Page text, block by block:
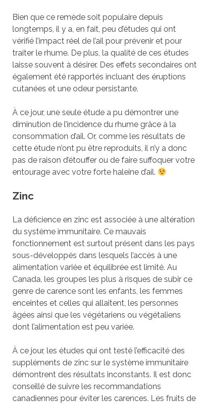
Bien que ce remède soit populaire depuis
longtemps, il y a, en fait, peu d’études qui ont
vérifié l’impact réel de l’ail pour prévenir et pour
traiter le rhume. De plus, la qualité de ces études
laisse souvent à désirer. Des effets secondaires ont
également été rapportés incluant des éruptions
cutanées et une odeur persistante.
À ce jour, une seule étude a pu démontrer une
diminution de l’incidence du rhume grâce à la
consommation d’ail. Or, comme les résultats de
cette étude n’ont pu être reproduits, il n’y a donc
pas de raison d’étouffer ou de faire suffoquer votre
entourage avec votre forte haleine d’ail.
Zinc
La déficience en zinc est associée à une altération
du système immunitaire. Ce mauvais
fonctionnement est surtout présent dans les pays
sous-développés dans lesquels l’accès à une
alimentation variée et équilibrée est limité. Au
Canada, les groupes les plus à risques de subir ce
genre de carence sont les enfants, les femmes
enceintes et celles qui allaitent, les personnes
âgées ainsi que les végétariens ou végétaliens
dont l’alimentation est peu variée.
À ce jour, les études qui ont testé l’efficacité des
suppléments de zinc sur le système immunitaire
démontrent des résultats inconstants. Il est donc
conseillé de suivre les recommandations
canadiennes pour éviter les carences. Les fruits de